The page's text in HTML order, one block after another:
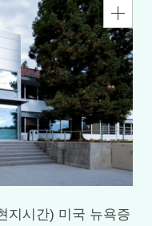
지시간) 미국 뉴욕증